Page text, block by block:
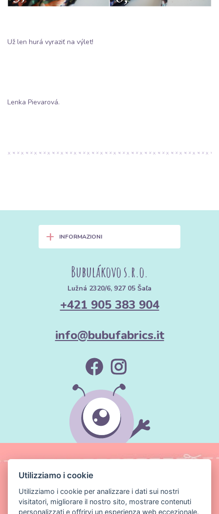
Už len hurá vyraziť na výlet!
Lenka Pievarová.
+ INFORMAZIONI
Bubulákovo s.r.o.
Lužná 2320/6, 927 05 Šaľa
+421 905 383 904
info@bubufabrics.it
Utilizziamo i cookie
Utilizziamo i cookie per analizzare i dati sui nostri
visitatori, migliorare il nostro sito, mostrare contenuti
personalizzati e offrirvi un esperienza web eccezionale.